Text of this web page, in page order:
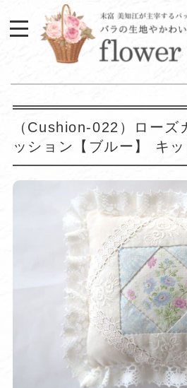
（Cushion-022）ローズ
ッション【ブルー】 キッ